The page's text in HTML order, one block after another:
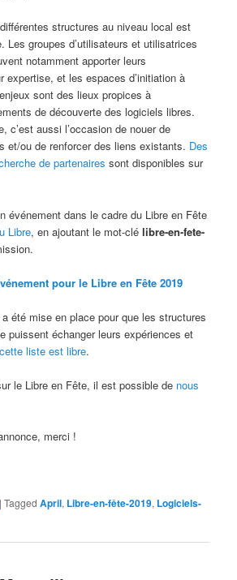
structures au niveau local est
Les groupes d’utilisateurs et utilisatrices
notamment apporter leurs
expertise, et les espaces d’initiation à
sont des lieux propices à
de découverte des logiciels libres.
c’est aussi l’occasion de nouer de
et/ou de renforcer des liens existants. Des
de partenaires sont disponibles sur
événement dans le cadre du Libre en Fête
Libre, en ajoutant le mot-clélibre-en-fete-
pour le Libre en Fête 2019
été mise en place pour que les structures
puissent échanger leurs expériences et
liste est libre.
le Libre en Fête, il est possible de nous
merci !
|Tagged April, Libre-en-fête-2019, Logiciels-